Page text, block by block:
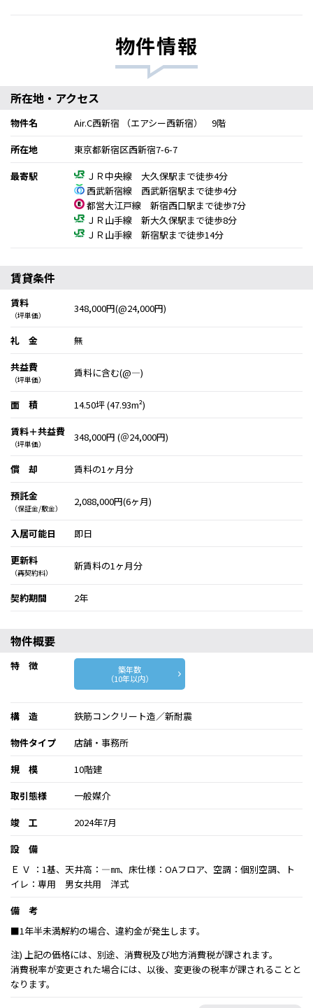
物件情報
所在地・アクセス
物件名
Air.C西新宿 （エアシー西新宿） 9階
所在地
東京都新宿区西新宿7-6-7
最寄駅
ＪＲ中央線 大久保駅まで徒歩4分
西武新宿線 西武新宿駅まで徒歩4分
都営大江戸線 新宿西口駅まで徒歩7分
ＪＲ山手線 新大久保駅まで徒歩8分
ＪＲ山手線 新宿駅まで徒歩14分
賃貸条件
賃料
（坪単価）
348,000円(@24,000円)
礼 金
無
共益費
（坪単価）
賃料に含む(@―)
面 積
14.50坪 (47.93m²)
賃料＋共益費
（坪単価）
348,000円 (＠24,000円)
償 却
賃料の1ヶ月分
預託金
（保証金/敷金）
2,088,000円(6ヶ月)
入居可能日
即日
更新料
（再契約料）
新賃料の1ヶ月分
契約期間 2年
物件概要
特 徴
築年数
（10年以内）
構 造
鉄筋コンクリート造／新耐震
物件タイプ
店舗・事務所
規 模
10階建
取引態様
一般媒介
竣 工
2024年7月
設 備
Ｅ Ｖ ：1基、天井高：―㎜、床仕様：OAフロア、空調：個別空調、ト
イレ：専用 男女共用 洋式
備 考
■1年半未満解約の場合、違約金が発生します。
注) 上記の価格には、別途、消費税及び地方消費税が課されます。
消費税率が変更された場合には、以後、変更後の税率が課されることと
なります。